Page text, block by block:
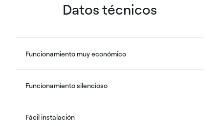
Datos técnicos
Funcionamiento muy económico
Funcionamiento silencioso
Fácil instalación